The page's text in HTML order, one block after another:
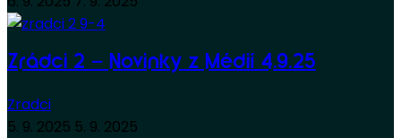
Zrádci 2 – Novinky z Médií 4.9.25
Zradci
5. 9. 2025 5. 9. 2025